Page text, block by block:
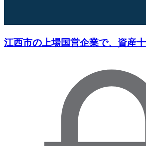
江西市の上場国営企業で、資産